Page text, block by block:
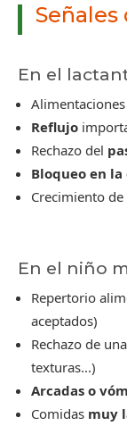
Señales
En el
Alimentaciones
Reflujo
Rechazo del
Bloqueo en
Crecimiento de
En el niño
Repertorio
aceptados)
Rechazo de una
texturas...)
Arcadas o
Comidas muy